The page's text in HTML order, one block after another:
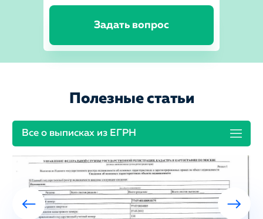
Задать вопрос
Полезные статьи
Все о выписках из ЕГРН